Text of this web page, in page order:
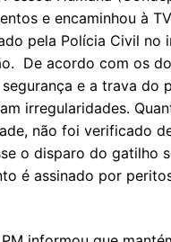
e encaminhou à
pela Polícia Civil no
De acordo com os
e a trava do
irregularidades.
não foi verificado
o disparo do gatilho
é assinado por